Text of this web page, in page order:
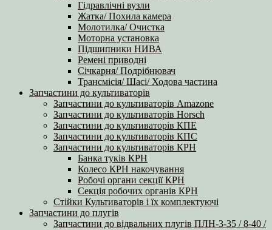
Гідравлічні вузли
Жатка/ Похила камера
Молотилка/ Очистка
Моторна установка
Підшипники НИВА
Ремені приводні
Січкарня/ Подрібнювач
Трансмісія/ Шасі/ Ходова частина
Запчастини до культиваторів
Запчастини до культиваторів Amazone
Запчастини до культиваторів Horsch
Запчастини до культиваторів КПЕ
Запчастини до культиваторів КПС
Запчастини до культиваторів КРН
Банка туків КРН
Колесо КРН накочування
Робочі органи секції КРН
Секція робочих органів КРН
Стійки Культиваторів і їх комплектуючі
Запчастини до плугів
Запчастини до відвальних плугів ПЛН-3-35 / 8-40 /